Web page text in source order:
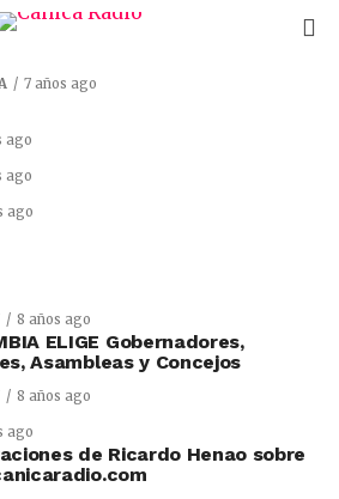
7 años ago
ago
ago
ago
8 años ago
ELIGE Gobernadores,
Asambleas y Concejos
8 años ago
ago
de Ricardo Henao sobre